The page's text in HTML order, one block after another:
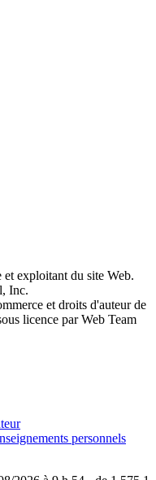
exploitant du site Web.
Inc.
et droits d'auteur de
licence par Web Team
personnels